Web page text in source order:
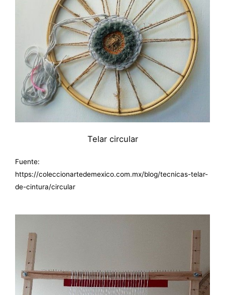
Telar circular
Fuente:
https://coleccionartedemexico.com.mx/blog/tecnicas-telar-
de-cintura/circular